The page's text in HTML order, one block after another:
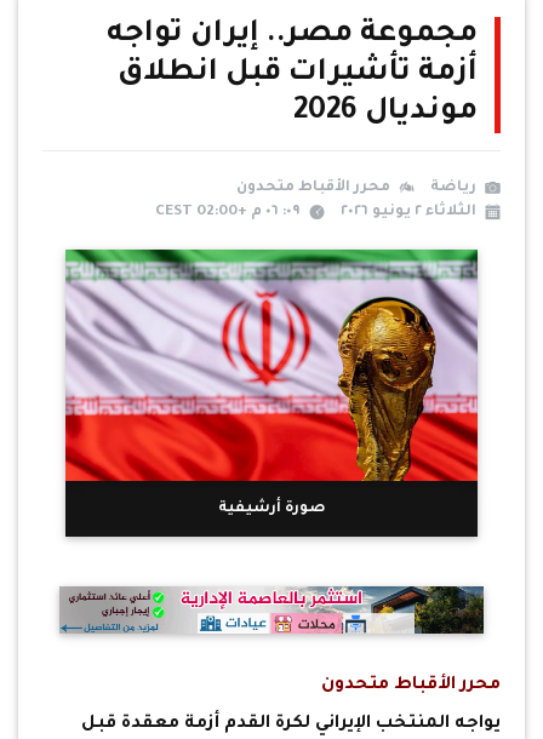
مجموعة مصر.. إيران تواجه
أزمة تأشيرات قبل انطلاق
مونديال 2026
رياضة
محرر الأقباط متحدون
الثلاثاء ٢ يونيو ٢٠٢٦
٠٩: ٠٦ م +02:00 CEST
صورة أرشيفية
محرر الأقباط متحدون
يواجه المنتخب الإيراني لكرة القدم أزمة معقدة قبل